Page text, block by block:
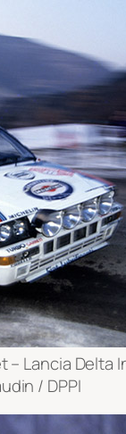
– Lancia Delta
/ DPPI